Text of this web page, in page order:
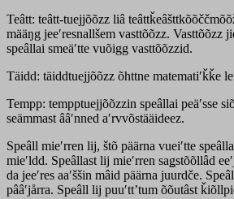
Teâtt: teâtt-tuejjõõzz liâ
määŋg jeeʹresnallšem vasttõõzz. Vasttõõzz
speâllai smeäʹtte vuõigg vasttõõzzid.
Täidd: täiddtuejjõõzz õhttne matematiʹǩǩe
Tempp: tempptuejjõõzzin speâllai peäʹsse
seämmast ââʹnned aʹrvvõstääideez.
Speâll mieʹrren lij, štõ päärna vueiʹtte
mieʹldd. Speâllast lij mieʹrren saǥstõõllâd
da jeeʹres aaʹššin mâid päärna juurdče.
pââʹjårra. Speâll lij puuʹttʼtum õõutâst